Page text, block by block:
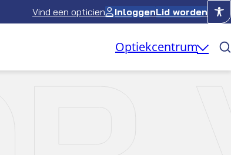
Vind een opticien InloggenLid worden
Optiekcentrum